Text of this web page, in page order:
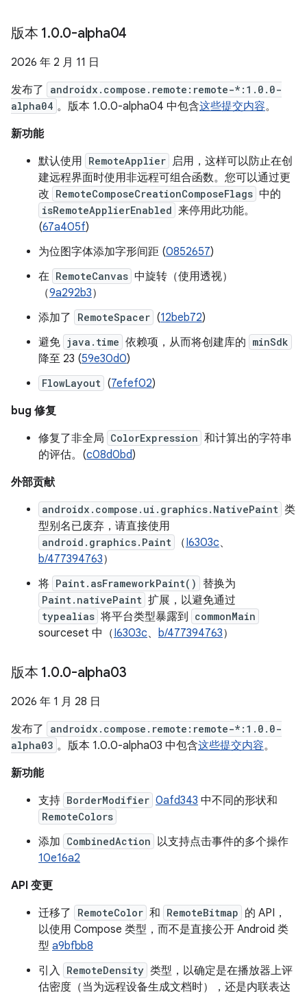
版本 1.0.0-alpha04
2026 年 2 月 11 日
发布了
androidx.compose.remote:remote-*:1.0.0-
alpha04 。版本 1.0.0-alpha04 中包含这些提交内容。
新功能
默认使用 RemoteApplier 启用，这样可以防止在创
建远程界面时使用非远程可组合函数。您可以通过更
改 RemoteComposeCreationComposeFlags 中的
isRemoteApplierEnabled 来停用此功能。
(67a405f)
为位图字体添加字形间距 (0852657)
在 RemoteCanvas 中旋转（使用透视）
（9a292b3）
添加了
RemoteSpacer (12beb72)
避免 java.time 依赖项，从而将创建库的 minSdk
降至 23 (59e30d0)
FlowLayout (7efef02)
bug 修复
修复了非全局 ColorExpression 和计算出的字符串
的评估。(c08d0bd)
外部贡献
androidx.compose.ui.graphics.NativePaint 类
型别名已废弃，请直接使用
android.graphics.Paint （I6303c、
b/477394763）
将 Paint.asFrameworkPaint() 替换为
Paint.nativePaint 扩展，以避免通过
typealias 将平台类型暴露到 commonMain
sourceset 中（I6303c、 b/477394763）
版本 1.0.0-alpha03
2026 年 1 月 28 日
发布了
androidx.compose.remote:remote-*:1.0.0-
alpha03 。版本 1.0.0-alpha03 中包含这些提交内容。
新功能
支持 BorderModifier 0afd343 中不同的形状和
RemoteColors
添加 CombinedAction 以支持点击事件的多个操作
10e16a2
API 变更
迁移了
RemoteColor 和 RemoteBitmap 的 API，
以使用 Compose 类型，而不是直接公开 Android 类
型 a9bfbb8
引入 RemoteDensity 类型，以确定是在播放器上评
估密度（当为远程设备生成文档时），还是内联表达